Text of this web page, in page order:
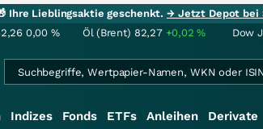
Ihre Lieblingsaktie geschenkt.→ Jetzt Depot bei
0,00 % Öl (Brent) 82,27 +0,02% Dow
Indizes Fonds ETFs Anleihen Derivate